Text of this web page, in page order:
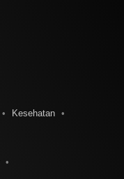
Kesehatan